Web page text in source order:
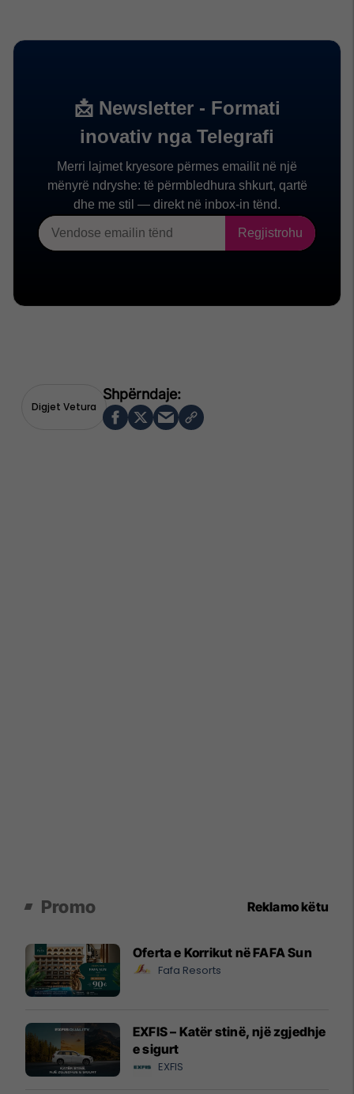
Digjet Vetura
Promo Reklamo këtu
Oferta e Korrikut në FAFA Sun
Fafa Resorts
EXFIS – Katër stinë, një zgjedhje
e sigurt
EXFIS